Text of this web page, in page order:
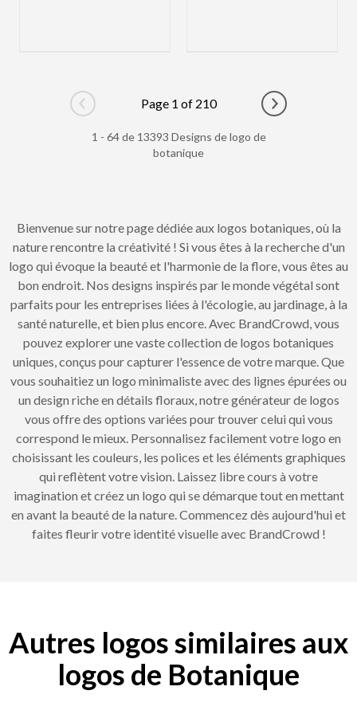
Go to previous page
Page 1 of 210
Go to next
1 - 64 de 13393 Designs de logo de
botanique
Bienvenue sur notre page dédiée aux logos botaniques, où la
nature rencontre la créativité ! Si vous êtes à la recherche d'un
logo qui évoque la beauté et l'harmonie de la flore, vous êtes au
bon endroit. Nos designs inspirés par le monde végétal sont
parfaits pour les entreprises liées à l'écologie, au jardinage, à la
santé naturelle, et bien plus encore. Avec BrandCrowd, vous
pouvez explorer une vaste collection de logos botaniques
uniques, conçus pour capturer l'essence de votre marque. Que
vous souhaitiez un logo minimaliste avec des lignes épurées ou
un design riche en détails floraux, notre générateur de logos
vous offre des options variées pour trouver celui qui vous
correspond le mieux. Personnalisez facilement votre logo en
choisissant les couleurs, les polices et les éléments graphiques
qui reflètent votre vision. Laissez libre cours à votre
imagination et créez un logo qui se démarque tout en mettant
en avant la beauté de la nature. Commencez dès aujourd'hui et
faites fleurir votre identité visuelle avec BrandCrowd !
Autres logos similaires aux
logos de Botanique